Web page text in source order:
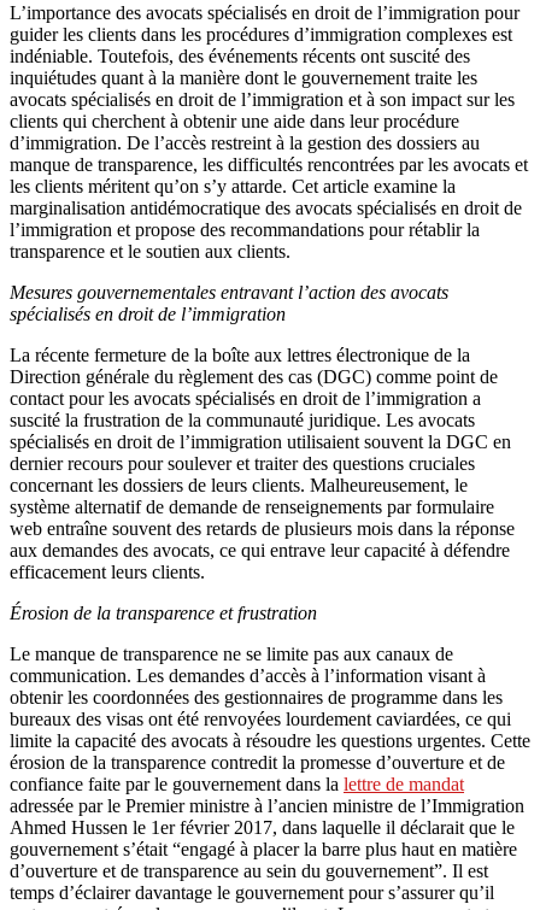
L’importance des avocats spécialisés en droit de l’immigration pour
guider les clients dans les procédures d’immigration complexes est
indéniable. Toutefois, des événements récents ont suscité des
inquiétudes quant à la manière dont le gouvernement traite les
avocats spécialisés en droit de l’immigration et à son impact sur les
clients qui cherchent à obtenir une aide dans leur procédure
d’immigration. De l’accès restreint à la gestion des dossiers au
manque de transparence, les difficultés rencontrées par les avocats et
les clients méritent qu’on s’y attarde. Cet article examine la
marginalisation antidémocratique des avocats spécialisés en droit de
l’immigration et propose des recommandations pour rétablir la
transparence et le soutien aux clients.
Mesures gouvernementales entravant l’action des avocats
spécialisés en droit de l’immigration
La récente fermeture de la boîte aux lettres électronique de la
Direction générale du règlement des cas (DGC) comme point de
contact pour les avocats spécialisés en droit de l’immigration a
suscité la frustration de la communauté juridique. Les avocats
spécialisés en droit de l’immigration utilisaient souvent la DGC en
dernier recours pour soulever et traiter des questions cruciales
concernant les dossiers de leurs clients. Malheureusement, le
système alternatif de demande de renseignements par formulaire
web entraîne souvent des retards de plusieurs mois dans la réponse
aux demandes des avocats, ce qui entrave leur capacité à défendre
efficacement leurs clients.
Érosion de la transparence et frustration
Le manque de transparence ne se limite pas aux canaux de
communication. Les demandes d’accès à l’information visant à
obtenir les coordonnées des gestionnaires de programme dans les
bureaux des visas ont été renvoyées lourdement caviardées, ce qui
limite la capacité des avocats à résoudre les questions urgentes. Cette
érosion de la transparence contredit la promesse d’ouverture et de
confiance faite par le gouvernement dans la lettre de mandat
adressée par le Premier ministre à l’ancien ministre de l’Immigration
Ahmed Hussen le 1er février 2017, dans laquelle il déclarait que le
gouvernement s’était “engagé à placer la barre plus haut en matière
d’ouverture et de transparence au sein du gouvernement”. Il est
temps d’éclairer davantage le gouvernement pour s’assurer qu’il